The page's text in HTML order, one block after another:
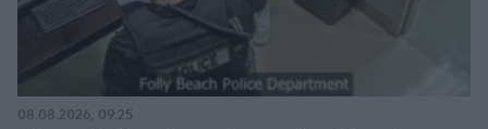
08.08.2026, 09:25